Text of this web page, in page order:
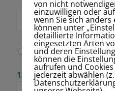
13 − 7 =
von nicht
einzuwilligen oder
wenn Sie sich anders
können unter
detaillierte
eingesetzten Arten
und deren
können die
aufrufen und
jederzeit abwählen